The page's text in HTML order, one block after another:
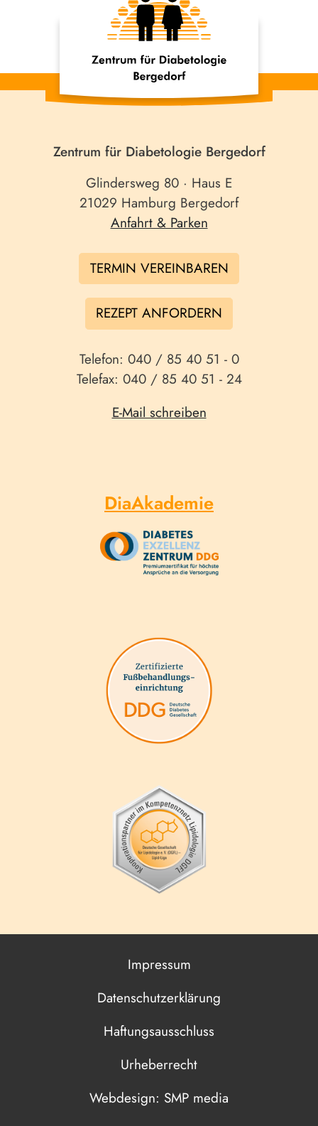
Zentrum für Diabetologie Bergedorf
Glindersweg 80 · Haus E
21029 Hamburg Bergedorf
Anfahrt & Parken
TERMIN VEREINBAREN
REZEPT ANFORDERN
Telefon: 040 / 85 40 51 - 0
Telefax: 040 / 85 40 51 - 24
E-Mail schreiben
DiaAkademie
Impressum
Datenschutzerklärung
Haftungsausschluss
Urheberrecht
Webdesign: SMP media